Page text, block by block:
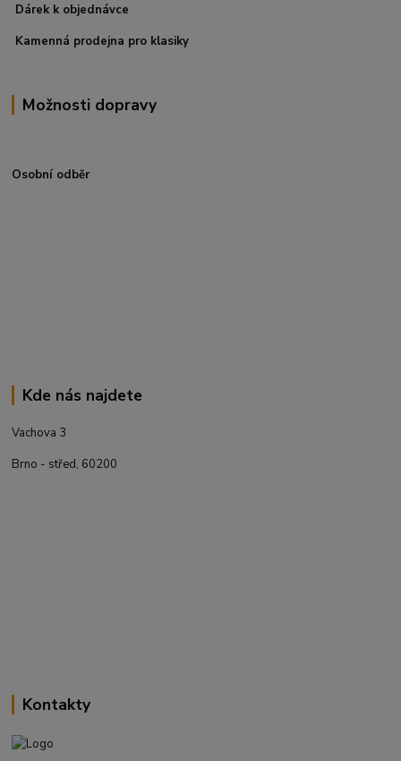
Dárek k objednávce
Kamenná prodejna pro klasiky
Možnosti dopravy
Osobní odběr
Kde nás najdete
Vachova 3
Brno - střed, 60200
Kontakty